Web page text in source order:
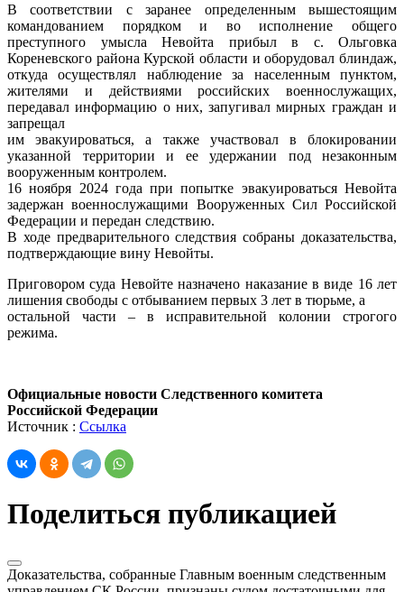
В соответствии с заранее определенным вышестоящим
командованием порядком и во исполнение общего
преступного умысла Невойта прибыл в с. Ольговка
Кореневского района Курской области и оборудовал блиндаж,
откуда осуществлял наблюдение за населенным пунктом,
жителями и действиями российских военнослужащих,
передавал информацию о них, запугивал мирных граждан и
запрещал
им эвакуироваться, а также участвовал в блокировании
указанной территории и ее удержании под незаконным
вооруженным контролем.
16 ноября 2024 года при попытке эвакуироваться Невойта
задержан военнослужащими Вооруженных Сил Российской
Федерации и передан следствию.
В ходе предварительного следствия собраны доказательства,
подтверждающие вину Невойты.
Приговором суда Невойте назначено наказание в виде 16 лет
лишения свободы с отбыванием первых 3 лет в тюрьме, а
остальной части – в исправительной колонии строгого
режима.
Официальные новости Следственного комитета
Российской Федерации
Источник : Ссылка
Поделиться публикацией
Доказательства, собранные Главным военным следственным